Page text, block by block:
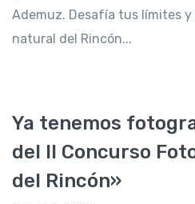
Ademuz. Desafía tus límites
natural del Rincón...
Ya tenemos
del II Concurso
del Rincón»